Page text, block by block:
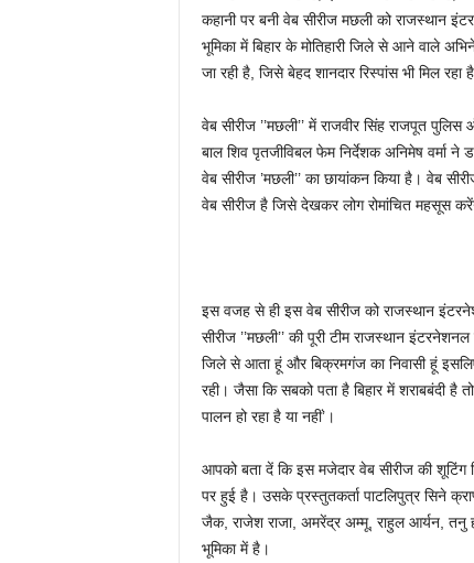
कहानी पर बनी वेब सीरीज मछली को राजस्थान
भूमिका में बिहार के मोतिहारी जिले से आने वाले
जा रही है, जिसे बेहद शानदार रिस्पांस भी मिल रहा
वेब सीरीज ’’मछली’’ में राजवीर सिंह राजपूत
बाल शिव पृतजीविबल फेम निर्देशक अनिमेष वर्मा
वेब सीरीज ’मछली’’ का छायांकन किया है। वेब
वेब सीरीज है जिसे देखकर लोग रोमांचित महसूस
इस वजह से ही इस वेब सीरीज को राजस्थान
सीरीज ’’मछली’’ की पूरी टीम राजस्थान
जिले से आता हूं और बिक्रमगंज का निवासी हूं
रही। जैसा कि सबको पता है बिहार में शराबबंदी है
पालन हो रहा है या नहीं’।
आपको बता दें कि इस मजेदार वेब सीरीज की
पर हुई है। उसके प्रस्तुतकर्ता पाटलिपुत्र सिने
जैक, राजेश राजा, अमरेंद्र अम्मू, राहुल आर्यन, तनु
भूमिका में है।